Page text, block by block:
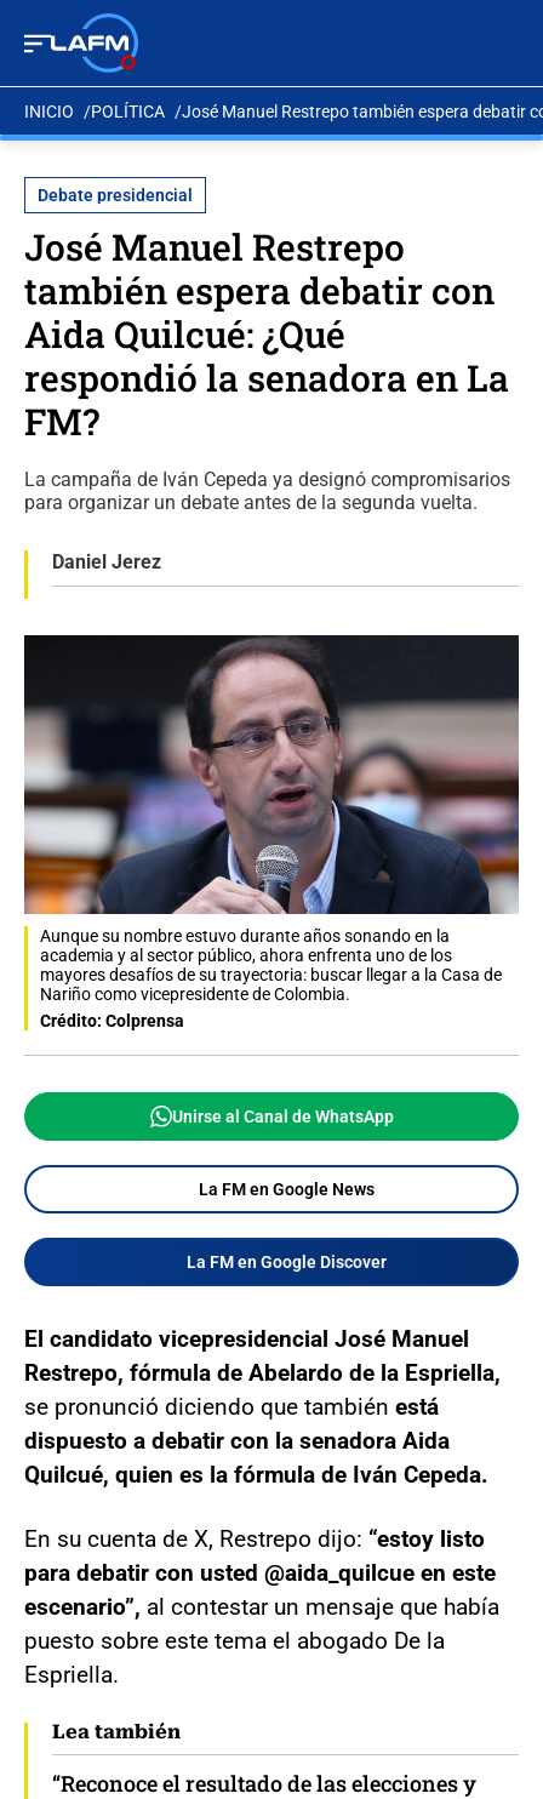
INICIO POLÍTICA José Manuel Restrepo también espera debatir
Debate presidencial
José Manuel Restrepo
también espera debatir con
Aida Quilcué: ¿Qué
respondió la senadora en La
FM?
La campaña de Iván Cepeda ya designó compromisarios
para organizar un debate antes de la segunda vuelta.
Daniel Jerez
Aunque su nombre estuvo durante años sonando en la
academia y al sector público, ahora enfrenta uno de los
mayores desafíos de su trayectoria: buscar llegar a la Casa de
Nariño como vicepresidente de Colombia.
Crédito: Colprensa
Unirse al Canal de WhatsApp
La FM en Google News
La FM en Google Discover
El candidato vicepresidencial José Manuel
Restrepo, fórmula de Abelardo de la Espriella,
se pronunció diciendo que también está
dispuesto a debatir con la senadora Aida
Quilcué, quien es la fórmula de Iván Cepeda.
En su cuenta de X, Restrepo dijo: “estoy listo
para debatir con usted @aida_quilcue en este
escenario”, al contestar un mensaje que había
puesto sobre este tema el abogado De la
Espriella.
Lea también
“Reconoce el resultado de las elecciones y